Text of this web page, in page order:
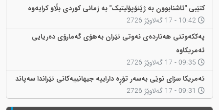
کتێبی "ئاشنابوون بە ژێئۆپۆلیتیک" بە زمانی کوردی بڵاو کرایەوە
پەککەوتنی هەناردەی نەوتی ئێران بەهۆی گەمارۆی دەریایی
ئەمریکاوە
ئەمریکا سزای نوێی بەسەر تۆڕە داراییە جیهانییەکانی ئێراندا سەپاند